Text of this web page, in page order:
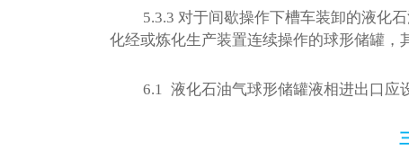
5.3.3 对于间歇操作下槽车装卸的液化
化经或炼化生产装置连续操作的球形储罐，
6.1 液化石油气球形储罐液相进出口应